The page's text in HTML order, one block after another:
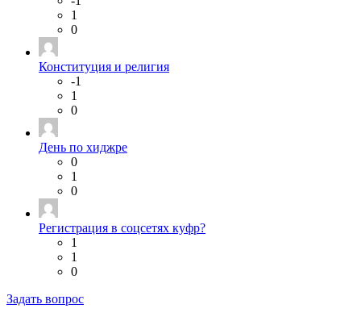
1
0
Конституция и религия
-1
1
0
День по хиджре
0
1
0
Регистрация в соцсетях куфр?
1
1
0
Задать вопрос